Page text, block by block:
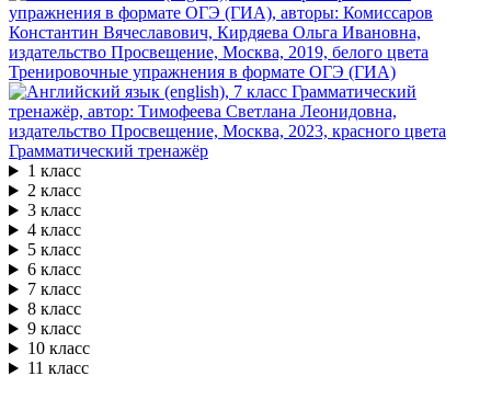
Тренировочные упражнения в формате ОГЭ (ГИА)
Грамматический тренажёр
1 класс
2 класс
3 класс
4 класс
5 класс
6 класс
7 класс
8 класс
9 класс
10 класс
11 класс